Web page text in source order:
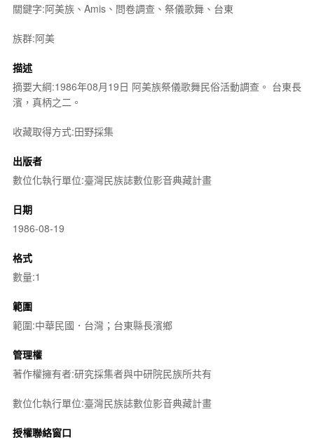
關鍵字:阿美族、Amis、問卷調查、祭儀歌舞、台東
族群:阿美
描述
摘要大綱:1986年08月19日 阿美族祭儀歌舞民俗活動調查。 台東長
濱，真柄之二。
收藏取得方式:田野採集
出版者
數位化執行單位:臺灣民族誌數位影音典藏計畫
日期
1986-08-19
格式
數量:1
範圍
範圍:中華民國．台灣；台東縣長濱鄉
管理權
著作權擁有者:研究採集者與中研院民族所共有
數位化執行單位:臺灣民族誌數位影音典藏計畫
授權聯絡窗口